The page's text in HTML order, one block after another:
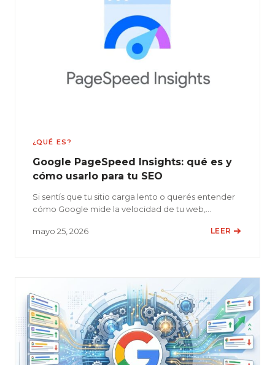
¿QUÉ ES?
Google PageSpeed Insights: qué es y
cómo usarlo para tu SEO
Si sentís que tu sitio carga lento o querés entender
cómo Google mide la velocidad de tu web,…
mayo 25, 2026 LEER